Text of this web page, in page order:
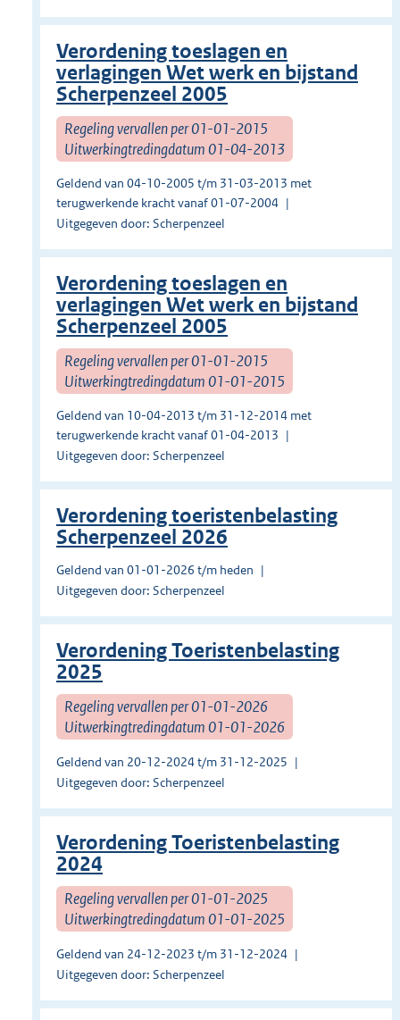
Verordening toeslagen en
verlagingen Wet werk en bijstand
Scherpenzeel 2005
Regeling vervallen per 01-01-2015
Uitwerkingtredingdatum 01-04-2013
Geldend van 04-10-2005 t/m 31-03-2013 met
terugwerkende kracht vanaf 01-07-2004
Uitgegeven door: Scherpenzeel
Verordening toeslagen en
verlagingen Wet werk en bijstand
Scherpenzeel 2005
Regeling vervallen per 01-01-2015
Uitwerkingtredingdatum 01-01-2015
Geldend van 10-04-2013 t/m 31-12-2014 met
terugwerkende kracht vanaf 01-04-2013
Uitgegeven door: Scherpenzeel
Verordening toeristenbelasting
Scherpenzeel 2026
Geldend van 01-01-2026 t/m heden
Uitgegeven door: Scherpenzeel
Verordening Toeristenbelasting
2025
Regeling vervallen per 01-01-2026
Uitwerkingtredingdatum 01-01-2026
Geldend van 20-12-2024 t/m 31-12-2025
Uitgegeven door: Scherpenzeel
Verordening Toeristenbelasting
2024
Regeling vervallen per 01-01-2025
Uitwerkingtredingdatum 01-01-2025
Geldend van 24-12-2023 t/m 31-12-2024
Uitgegeven door: Scherpenzeel